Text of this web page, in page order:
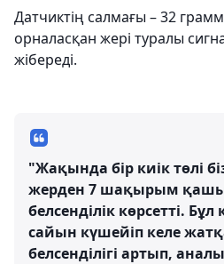
Датчиктің салмағы – 32
орналасқан жері туралы
жібереді.
"Жақында бір киік төлі
жерден 7 шақырым
белсенділік көрсетті. Бұл
сайын күшейіп келе
белсенділігі артып,